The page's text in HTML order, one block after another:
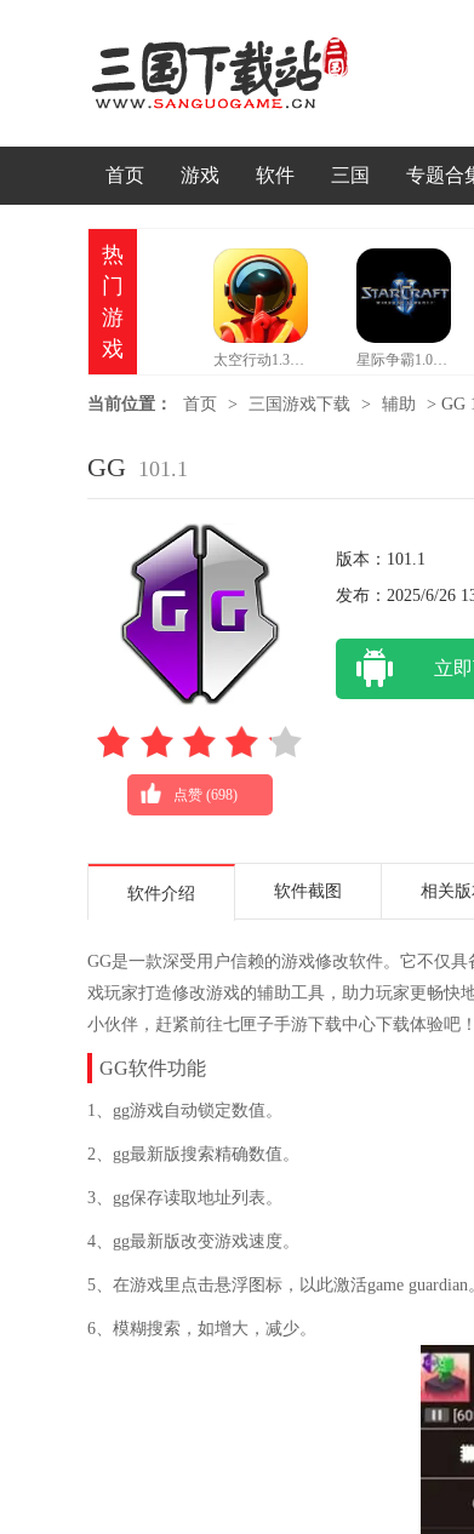
首页 游戏 软件 三国 专题合
热
门
游
戏
太空行动1.37情人节版本 星际争霸1.08b硬盘版
当前位置： 首页 > 三国游戏下载 > 辅助 > GG
GG 101.1
点赞 (698)
版本：101.1
发布：2025/6/26
立
软件介绍 软件截图 相关版
GG是一款深受用户信赖的游戏修改软件。它不仅
戏玩家打造修改游戏的辅助工具，助力玩家更畅快
小伙伴，赶紧前往七匣子手游下载中心下载体验吧！
GG软件功能
1、gg游戏自动锁定数值。
2、gg最新版搜索精确数值。
3、gg保存读取地址列表。
4、gg最新版改变游戏速度。
5、在游戏里点击悬浮图标，以此激活game guardian
6、模糊搜索，如增大，减少。